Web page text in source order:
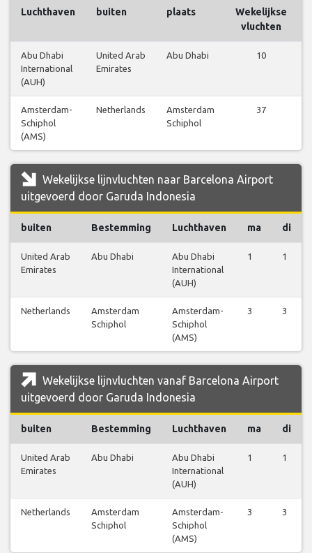
Luchthaven buiten plaats
Wekelijkse
vluchten
Abu Dhabi
International
(AUH)
United Arab
Emirates
Abu Dhabi 10
Amsterdam-
Schiphol
(AMS)
Netherlands
Amsterdam
Schiphol
37
Wekelijkse lijnvluchten naar Barcelona Airport
uitgevoerd door Garuda Indonesia
buiten Bestemming Luchthaven ma di
United Arab
Emirates
Abu Dhabi
Abu Dhabi
International
(AUH)
1 1
Netherlands
Amsterdam
Schiphol
Amsterdam-
Schiphol
(AMS)
3 3
Wekelijkse lijnvluchten vanaf Barcelona Airport
uitgevoerd door Garuda Indonesia
buiten Bestemming Luchthaven ma di
United Arab
Emirates
Abu Dhabi
Abu Dhabi
International
(AUH)
1 1
Netherlands
Amsterdam
Schiphol
Amsterdam-
Schiphol
(AMS)
3 3